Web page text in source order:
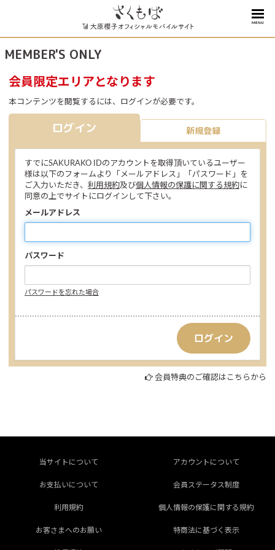
MENU
MEMBER'S ONLY
会員限定エリアとなります
本コンテンツを閲覧するには、ログインが必要です。
ログイン 新規登録
すでにSAKURAKO IDのアカウントを取得頂いているユーザー
様は以下のフォームより「メールアドレス」「パスワード」を
ご入力いただき、 利用規約及び個人情報の保護に関する規約に
同意の上でサイトにログインして下さい。
メールアドレス
パスワード
パスワードを忘れた場合
会員特典のご確認はこちらから
当サイトについて アカウントについて
お支払いについて 会員ステータス制度
利用規約 個人情報の保護に関する規約
お客さまへのお願い 特商法に基づく表示